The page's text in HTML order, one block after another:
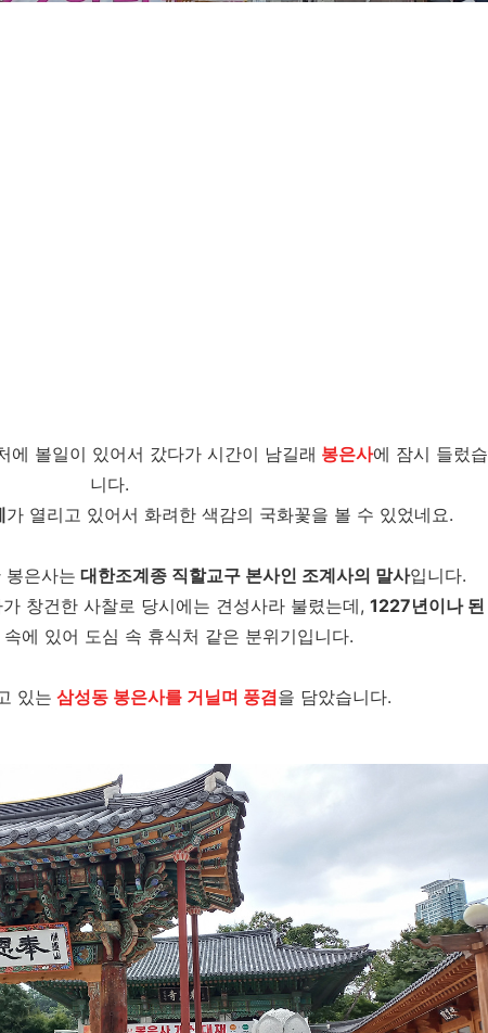
에 볼일이 있어서 갔다가 시간이 남길래 봉은사에 잠시 들렀습
니다.
가 열리고 있어서 화려한 색감의 국화꽃을 볼 수 있었네요.
봉은사는 대한조계종 직할교구 본사인 조계사의 말사입니다.
창건한 사찰로 당시에는 견성사라 불렸는데, 1227년이나 된
에 있어 도심 속 휴식처 같은 분위기입니다.
있는 삼성동 봉은사를 거닐며 풍겸을 담았습니다.